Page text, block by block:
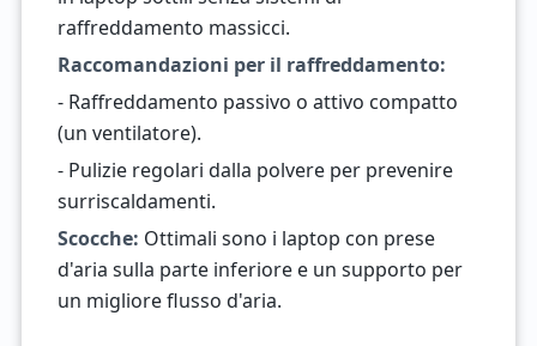
raffreddamento massicci.
Raccomandazioni per il raffreddamento:
- Raffreddamento passivo o attivo compatto
(un ventilatore).
- Pulizie regolari dalla polvere per prevenire
surriscaldamenti.
Scocche: Ottimali sono i laptop con prese
d'aria sulla parte inferiore e un supporto per
un migliore flusso d'aria.